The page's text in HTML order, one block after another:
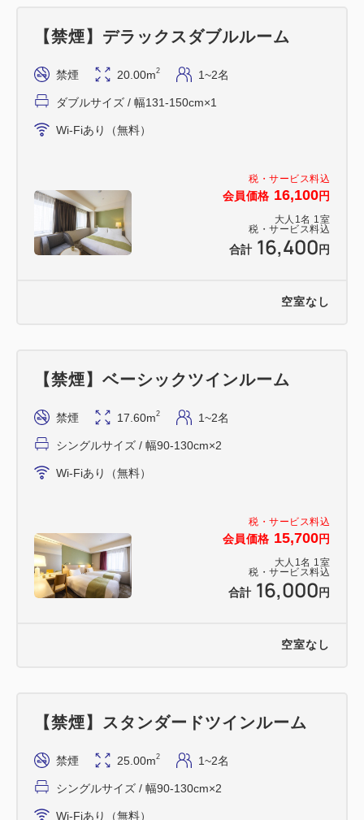
税・サービス料込
会員価格 16,100円
大人 1 名 1 室
税・サービス料込
合計 16,400 円
【禁煙】デラックスダブルルーム
禁煙 20.00m2 1~2名
ダブルサイズ / 幅131-150cm×1
Wi-Fiあり（無料）
空室なし
税・サービス料込
会員価格 15,700円
大人 1 名 1 室
税・サービス料込
合計 16,000 円
【禁煙】ベーシックツインルーム
禁煙 17.60m2 1~2名
シングルサイズ / 幅90-130cm×2
Wi-Fiあり（無料）
空室なし
【禁煙】スタンダードツインルーム
禁煙 25.00m2 1~2名
シングルサイズ / 幅90-130cm×2
Wi-Fiあり（無料）